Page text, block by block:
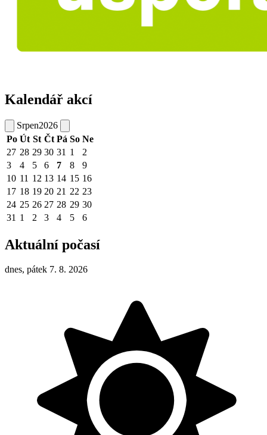
Kalendář akcí
Srpen2026
Po Út St Čt Pá So Ne
27 28 29 30 31 1
2
3
4 5 6 7 8
9
10 11 12 13 14 15 16
17 18 19 20 21 22 23
24 25 26 27 28 29 30
31 1 2 3 4 5 6
Aktuální počasí
dnes, pátek 7. 8. 2026